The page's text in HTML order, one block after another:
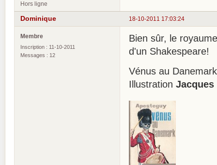
Hors ligne
18-10-2011 17:03:24
Dominique
Membre
Inscription : 11-10-2011
Messages : 12
Bien sûr, le
d'un Shakespeare!
Vénus au
Illustration Jacques